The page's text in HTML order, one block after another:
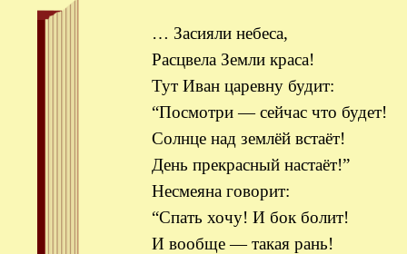
… Засияли небеса,
Расцвела Земли краса!
Тут Иван царевну будит:
“Посмотри — сейчас что будет!
Солнце над землёй встаёт!
День прекрасный настаёт!”
Несмеяна говорит:
“Спать хочу! И бок болит!
И вообще — такая рань!